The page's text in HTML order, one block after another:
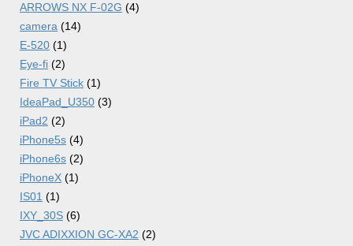
ARROWS NX F-02G (4)
camera (14)
E-520 (1)
Eye-fi (2)
Fire TV Stick (1)
IdeaPad_U350 (3)
iPad2 (2)
iPhone5s (4)
iPhone6s (2)
iPhoneX (1)
IS01 (1)
IXY_30S (6)
JVC ADIXXION GC-XA2 (2)